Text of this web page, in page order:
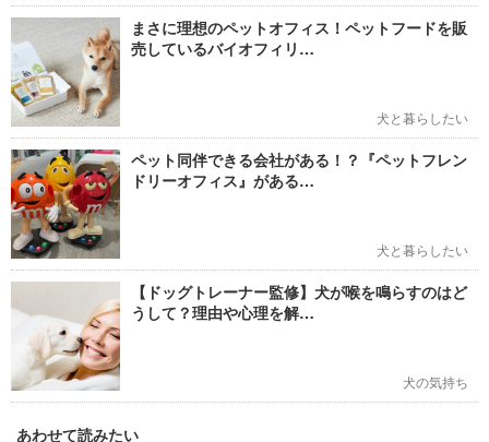
まさに理想のペットオフィス！ペットフードを販
売しているバイオフィリ…
犬と暮らしたい
ペット同伴できる会社がある！？『ペットフレン
ドリーオフィス』がある…
犬と暮らしたい
【ドッグトレーナー監修】犬が喉を鳴らすのはど
うして？理由や心理を解…
犬の気持ち
あわせて読みたい